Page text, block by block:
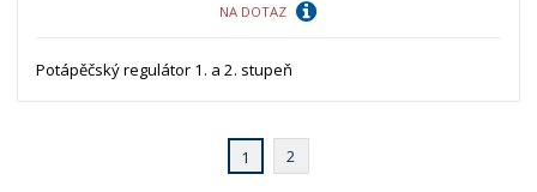
NA DOTAZ
Potápěčský regulátor 1. a 2. stupeň
1 2